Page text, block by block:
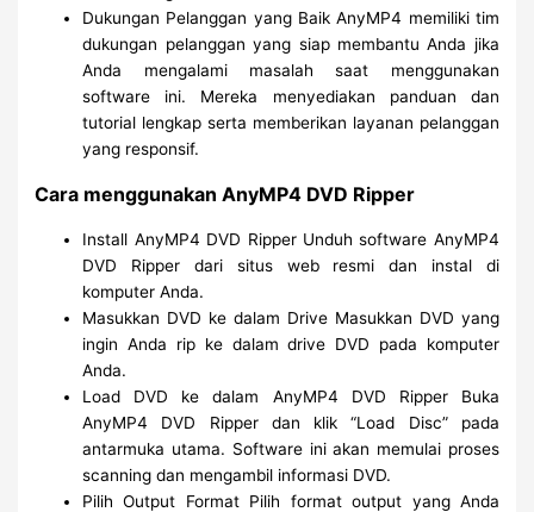
Dukungan Pelanggan yang Baik AnyMP4 memiliki tim
dukungan pelanggan yang siap membantu Anda jika
Anda mengalami masalah saat menggunakan
software ini. Mereka menyediakan panduan dan
tutorial lengkap serta memberikan layanan pelanggan
yang responsif.
Cara menggunakan AnyMP4 DVD Ripper
Install AnyMP4 DVD Ripper Unduh software AnyMP4
DVD Ripper dari situs web resmi dan instal di
komputer Anda.
Masukkan DVD ke dalam Drive Masukkan DVD yang
ingin Anda rip ke dalam drive DVD pada komputer
Anda.
Load DVD ke dalam AnyMP4 DVD Ripper Buka
AnyMP4 DVD Ripper dan klik “Load Disc” pada
antarmuka utama. Software ini akan memulai proses
scanning dan mengambil informasi DVD.
Pilih Output Format Pilih format output yang Anda